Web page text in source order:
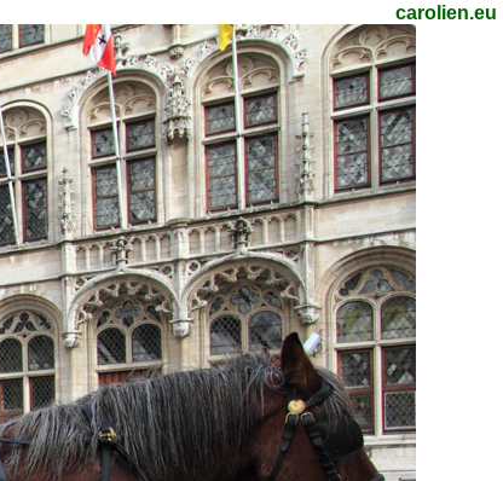
carolien.eu